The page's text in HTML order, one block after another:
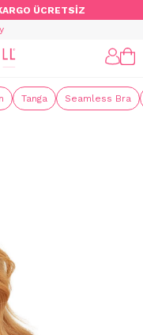
ÜCRETSİZ
Tanga Seamless Bra